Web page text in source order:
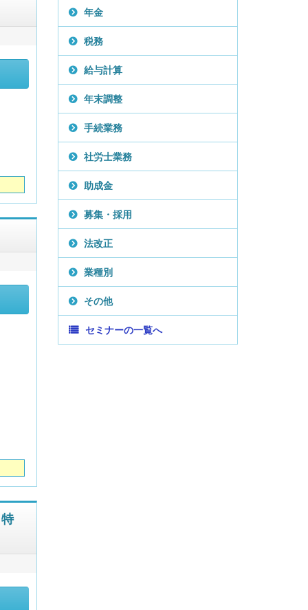
年金
税務
給与計算
年末調整
手続業務
社労士業務
助成金
募集・採用
法改正
業種別
その他
セミナーの一覧へ